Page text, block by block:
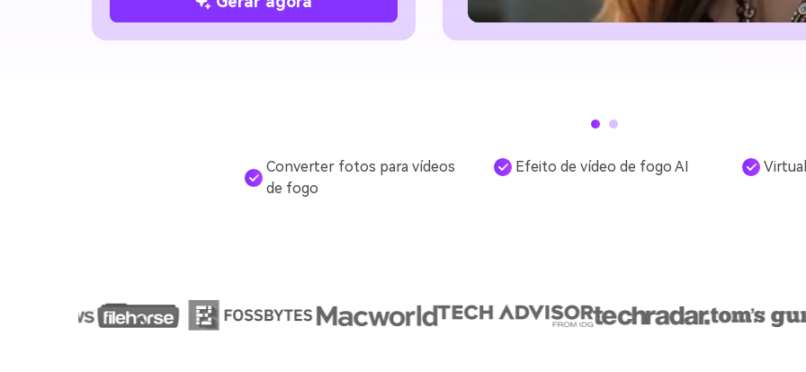
Converter fotos para vídeos
de fogo
Efeito de vídeo de fogo AI